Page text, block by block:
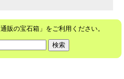
販の宝石箱」をご利用ください。